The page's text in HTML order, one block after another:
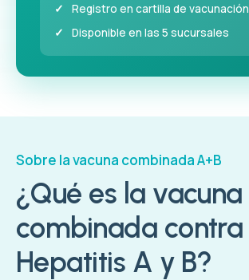
Registro en cartilla de vacunación
Disponible en las 5 sucursales
Sobre la vacuna combinada A+B
¿Qué es la vacuna
combinada contra
Hepatitis A y B?